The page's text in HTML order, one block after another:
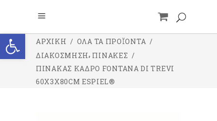
Ανοίξτε τη γραμμή εργαλείων
ΑΡΧΙΚΉ / ΌΛΑ ΤΑ ΠΡΟΪΌΝΤΑ /
ΔΙΑΚΟΣΜΗΣΗ, ΠΙΝΑΚΕΣ /
ΠΊΝΑΚΑΣ ΚΆΔΡΟ FONTANA DI TREVI
60X3X80CM ESPIEL®